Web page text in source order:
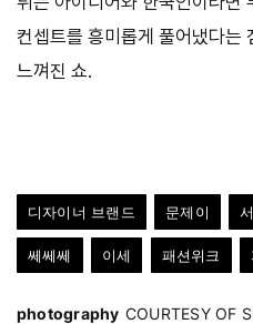
컨셉트를 흥미롭게 풀어냈다는
느껴진 쇼.
디자이너 브랜드 문제이
쎄쎄쎄 이세 패션위크
photography COURTESY OF